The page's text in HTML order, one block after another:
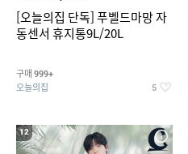
[오늘의집 단독] 푸벨드마망 자
동센서 휴지통9L/20L
구매 999+
오늘의집 5
12